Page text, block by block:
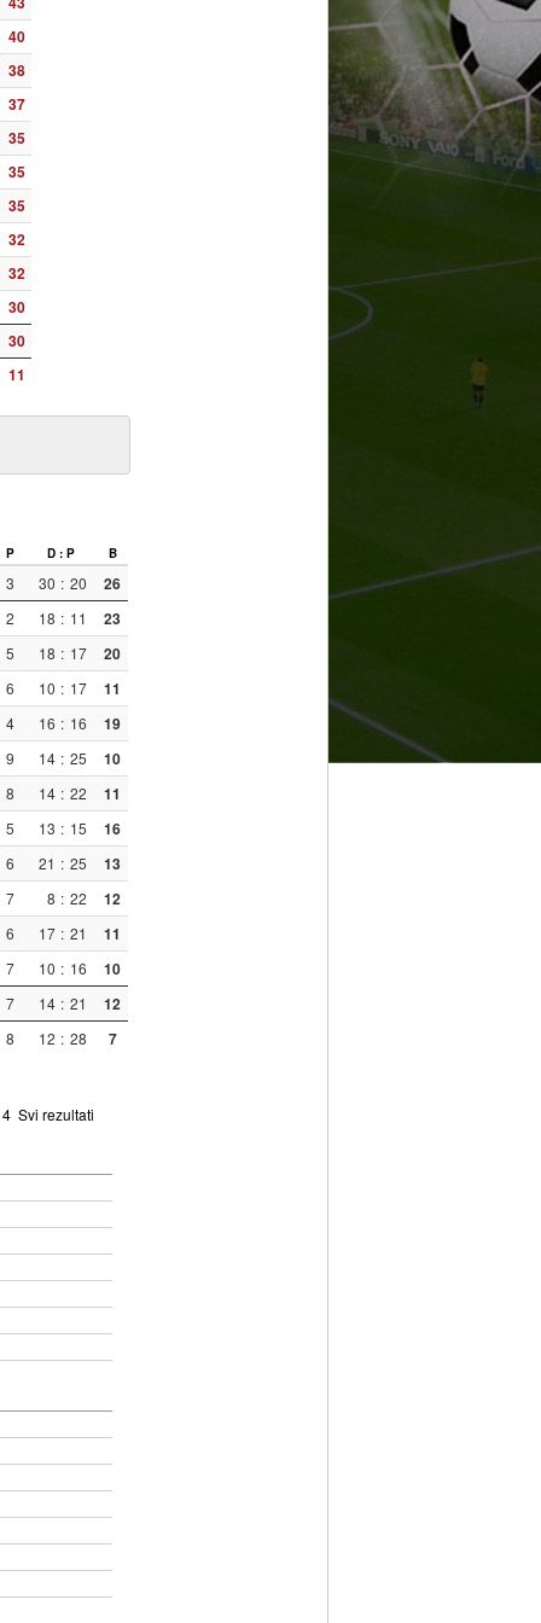
40
38
37
35
35
35
32
32
30
30
11
P D : P B
3 30 : 20 26
2 18 : 11 23
5 18 : 17 20
6 10 : 17 11
4 16 : 16 19
9 14 : 25 10
8 14 : 22 11
5 13 : 15 16
6 21 : 25 13
7 8 : 22 12
6 17 : 21 11
7 10 : 16 10
7 14 : 21 12
8 12 : 28 7
4 Svi rezultati